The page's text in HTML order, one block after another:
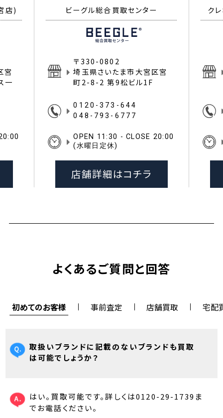
店)
宮
一
ビーグル総合買取センター
〒330-0802
埼玉県さいたま市大宮区宮
町2-8-2 第9松ビル1F
0120-373-644
048-793-6777
OPEN 11:30 - CLOSE 20:00
(水曜日定休)
店舗詳細はコチラ
ク
よくあるご質問と回答
初めてのお客様 事前査定 店舗買取 宅配
取扱いブランドに記載のないブランドも買取
は可能でしょうか？
はい。買取可能です。詳しくは0120-29-1739ま
でお電話ください。